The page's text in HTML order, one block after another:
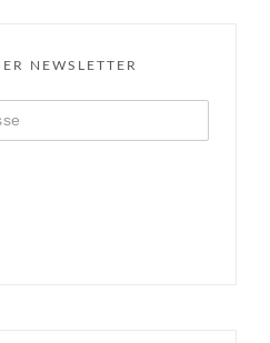
NEWSLETTER